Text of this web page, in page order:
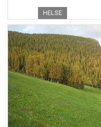
HELSE